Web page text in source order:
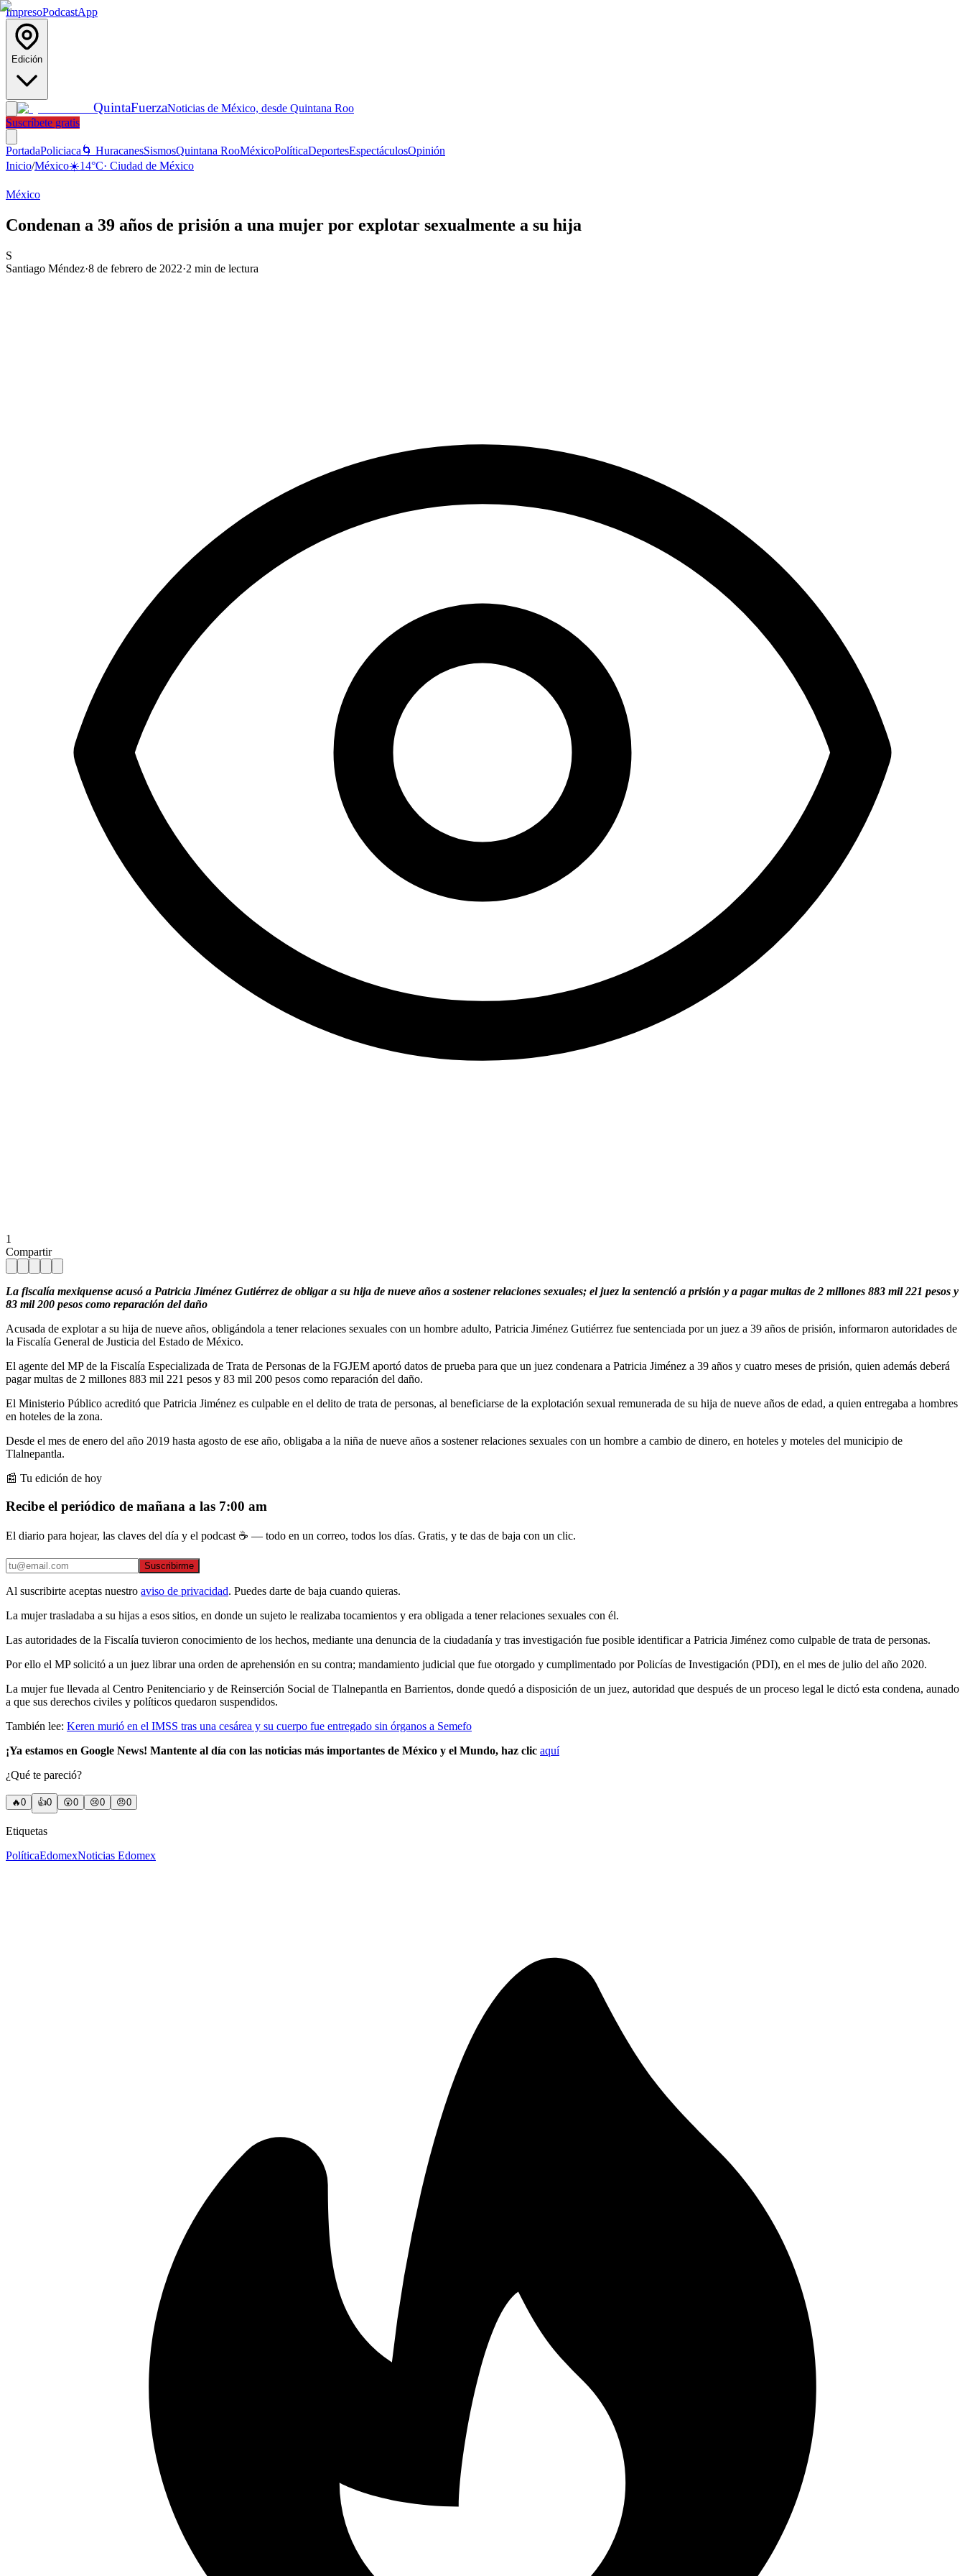
ImpresoPodcastApp
Edición
QuintaFuerzaNoticias de México, desde Quintana Roo
Suscríbete gratis
PortadaPoliciaca 🌀 HuracanesSismosQuintana RooMéxicoPolíticaDeportesEspectáculosOpinión
Inicio/México☀️14°C· Ciudad de México
México
Condenan a 39 años de prisión a una mujer por explotar sexualmente a su hija
S
Santiago Méndez·8 de febrero de 2022·2 min de lectura
1
Compartir
La fiscalía mexiquense acusó a Patricia Jiménez Gutiérrez de obligar a su hija de nueve años a sostener relaciones sexuales; el juez la sentenció a prisión y a pagar multas de 2 millones 883 mil 221 pesos y
83 mil 200 pesos como reparación del daño
Acusada de explotar a su hija de nueve años, obligándola a tener relaciones sexuales con un hombre adulto, Patricia Jiménez Gutiérrez fue sentenciada por un juez a 39 años de prisión, informaron autoridades de
la Fiscalía General de Justicia del Estado de México.
El agente del MP de la Fiscalía Especializada de Trata de Personas de la FGJEM aportó datos de prueba para que un juez condenara a Patricia Jiménez a 39 años y cuatro meses de prisión, quien además deberá
pagar multas de 2 millones 883 mil 221 pesos y 83 mil 200 pesos como reparación del daño.
El Ministerio Público acreditó que Patricia Jiménez es culpable en el delito de trata de personas, al beneficiarse de la explotación sexual remunerada de su hija de nueve años de edad, a quien entregaba a hombres
en hoteles de la zona.
Desde el mes de enero del año 2019 hasta agosto de ese año, obligaba a la niña de nueve años a sostener relaciones sexuales con un hombre a cambio de dinero, en hoteles y moteles del municipio de
Tlalnepantla.
📰 Tu edición de hoy
Recibe el periódico de mañana a las 7:00 am
El diario para hojear, las claves del día y el podcast ☕ — todo en un correo, todos los días. Gratis, y te das de baja con un clic.
Suscribirme
Al suscribirte aceptas nuestro aviso de privacidad. Puedes darte de baja cuando quieras.
La mujer trasladaba a su hijas a esos sitios, en donde un sujeto le realizaba tocamientos y era obligada a tener relaciones sexuales con él.
Las autoridades de la Fiscalía tuvieron conocimiento de los hechos, mediante una denuncia de la ciudadanía y tras investigación fue posible identificar a Patricia Jiménez como culpable de trata de personas.
Por ello el MP solicitó a un juez librar una orden de aprehensión en su contra; mandamiento judicial que fue otorgado y cumplimentado por Policías de Investigación (PDI), en el mes de julio del año 2020.
La mujer fue llevada al Centro Penitenciario y de Reinserción Social de Tlalnepantla en Barrientos, donde quedó a disposición de un juez, autoridad que después de un proceso legal le dictó esta condena, aunado
a que sus derechos civiles y políticos quedaron suspendidos.
También lee: Keren murió en el IMSS tras una cesárea y su cuerpo fue entregado sin órganos a Semefo
¡Ya estamos en Google News! Mantente al día con las noticias más importantes de México y el Mundo, haz clic aquí
¿Qué te pareció?
🔥0 👍0 😲0 😢0 😠0
Etiquetas
PolíticaEdomexNoticias Edomex